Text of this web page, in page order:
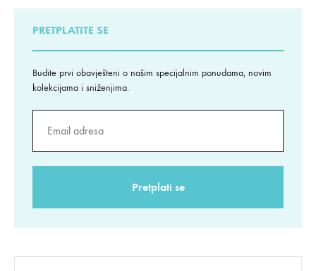
PRETPLATITE SE
Budite prvi obavješteni o našim specijalnim ponudama, novim
kolekcijama i sniženjima.